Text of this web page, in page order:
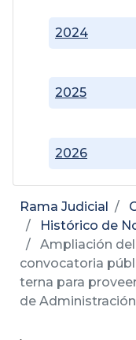
2024
2025
2026
Rama Judicial
Histórico de
Ampliación
convocatoria
terna para
de